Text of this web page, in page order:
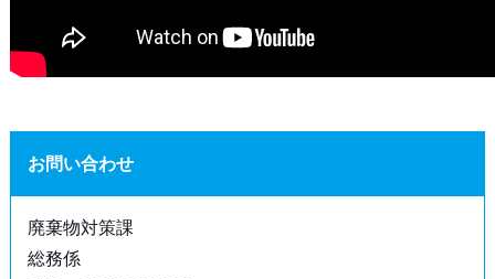
お問い合わせ
廃棄物対策課
総務係